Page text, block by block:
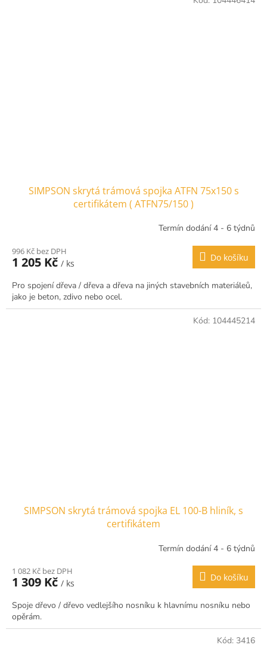
SIMPSON skrytá trámová spojka ATFN 75x150 s
certifikátem ( ATFN75/150 )
Termín dodání 4 - 6 týdnů
996 Kč bez DPH
1 205 Kč / ks
Do košíku
Pro spojení dřeva / dřeva a dřeva na jiných stavebních materiáleů,
jako je beton, zdivo nebo ocel.
SIMPSON skrytá trámová spojka EL 100-B hliník, s
certifikátem
Termín dodání 4 - 6 týdnů
1 082 Kč bez DPH
1 309 Kč / ks
Do košíku
Spoje dřevo / dřevo vedlejšího nosníku k hlavnímu nosníku nebo
opěrám.
Kód: 104445214
Kód: 3416